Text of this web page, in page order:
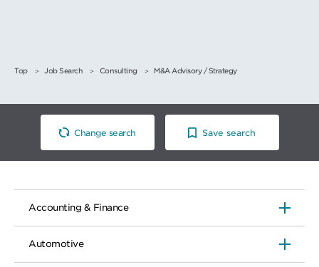
Top Job Search Consulting M&A Advisory / Strategy
Change search Save search
Accounting & Finance
Automotive